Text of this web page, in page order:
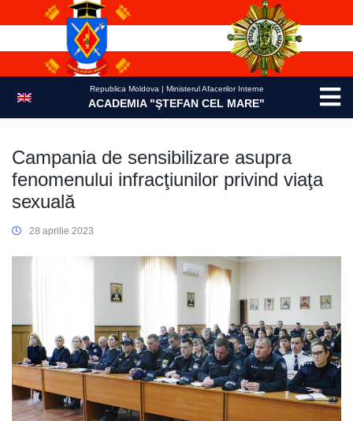
Republica Moldova | Ministerul Afacerilor Interne
ACADEMIA "ŞTEFAN CEL MARE"
Campania de sensibilizare asupra
fenomenului infracţiunilor privind viaţa
sехuală
28 aprilie 2023